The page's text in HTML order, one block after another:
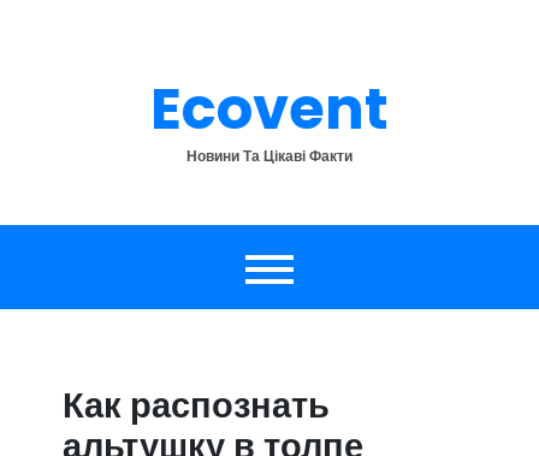
Ecovent
Новини Та Цікаві Факти
Как распознать
альтушку в толпе